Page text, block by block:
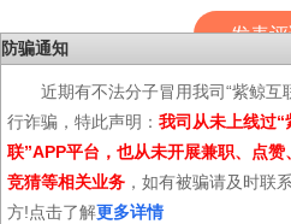
4000-
防骗通知
近期有不法分子冒用我司“紫鲸互
行诈骗，特此声明： 我司从未上线过“
联”APP平台，也从未开展兼职、点赞
竞猜等相关业务 ，如有被骗请及时联
方!点击了解更多详情